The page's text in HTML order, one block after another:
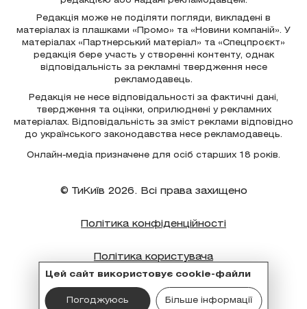
Цей сайт використовує cookie-файли
Погоджуюсь Більше інформації
Редакція може не поділяти погляди, викладені в
матеріалах із плашками «Промо» та «Новини компаній». У
матеріалах «Партнерський матеріал» та «Спецпроєкт»
редакція бере участь у створенні контенту, однак
відповідальність за рекламні твердження несе
рекламодавець.
Редакція не несе відповідальності за фактичні дані,
твердження та оцінки, оприлюднені у рекламних
матеріалах. Відповідальність за зміст реклами відповідно
до українського законодавства несе рекламодавець.
Онлайн-медіа призначене для осіб старших 18 років.
© ТиКиїв 2026. Всі права захищено
Політика конфіденційності
Політика користувача
Політика cookie